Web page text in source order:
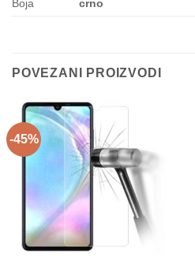
Boja crno
POVEZANI PROIZVODI
-45%